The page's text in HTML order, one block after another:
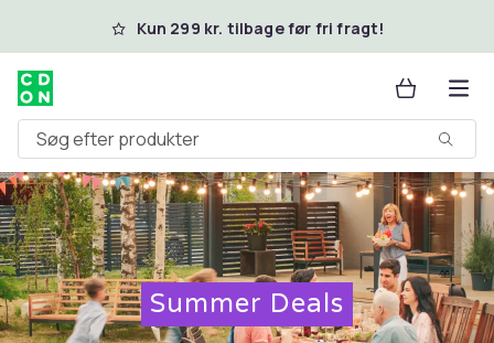
Spring til hovedindhold
Kun 299 kr. tilbage før fri fragt!
Søg efter produkter
Summer Deals